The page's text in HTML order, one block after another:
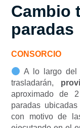
Cambio
paradas
CONSORCIO
A lo largo del
trasladarán,
aproximado de
paradas
con motivo de